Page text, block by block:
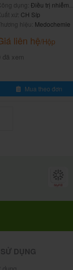
dụng: Điều trị nhiễm
xứ: CH Síp
hiệu: Medochemie
liên hệ/Hộp
đã xem
Mua theo đơn
DỤNG